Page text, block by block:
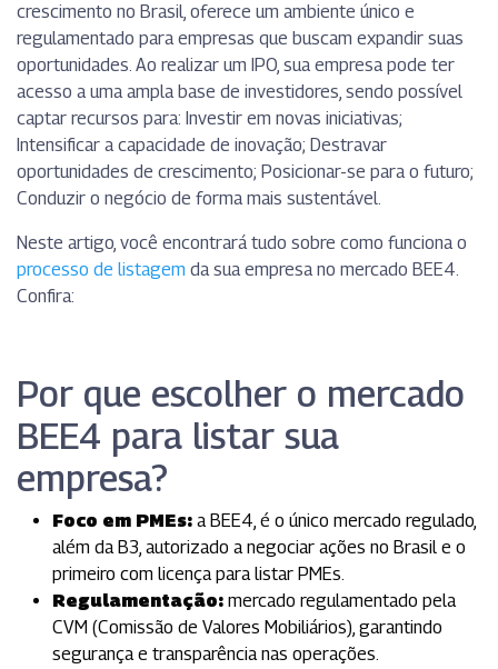
crescimento no Brasil, oferece um ambiente único e
regulamentado para empresas que buscam expandir suas
oportunidades. Ao realizar um IPO, sua empresa pode ter
acesso a uma ampla base de investidores, sendo possível
captar recursos para: Investir em novas iniciativas;
Intensificar a capacidade de inovação; Destravar
oportunidades de crescimento; Posicionar-se para o futuro;
Conduzir o negócio de forma mais sustentável.
Neste artigo, você encontrará tudo sobre como funciona o
processo de listagem da sua empresa no mercado BEE4.
Confira:
Por que escolher o mercado
BEE4 para listar sua
empresa?
Foco em PMEs: a BEE4, é o único mercado regulado,
além da B3, autorizado a negociar ações no Brasil e o
primeiro com licença para listar PMEs.
Regulamentação: mercado regulamentado pela
CVM (Comissão de Valores Mobiliários), garantindo
segurança e transparência nas operações.